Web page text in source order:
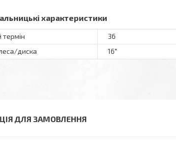
характеристики
термін
36
диска
16"
ДЛЯ ЗАМОВЛЕННЯ